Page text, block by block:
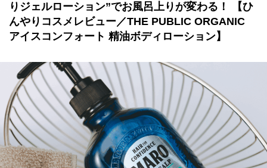
りジェルローション”でお風呂上りが変わる！ 【ひ
んやりコスメレビュー／THE PUBLIC ORGANIC
アイスコンフォート 精油ボディローション】